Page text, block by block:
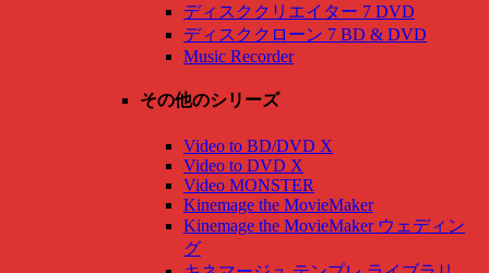
ディスククリエイター 7 DVD
ディスククローン 7 BD & DVD
Music Recorder
その他のシリーズ
Video to BD/DVD X
Video to DVD X
Video MONSTER
Kinemage the MovieMaker
Kinemage the MovieMaker ウェディン
グ